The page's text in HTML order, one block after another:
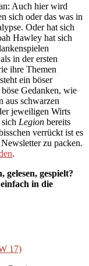
Auch hier wird
sich oder das was in
Oder hat sich
Hawley hat sich
in der ersten
ihre Themen
ein böser
Gedanken, wie
aus schwarzen
jeweiligen Wirts
Legion bereits
verrückt ist es
zu packen.
.
gelesen, gespielt?
in die
17)